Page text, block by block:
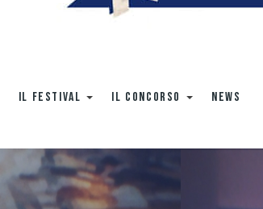
IL FESTIVAL IL CONCORSO NEWS